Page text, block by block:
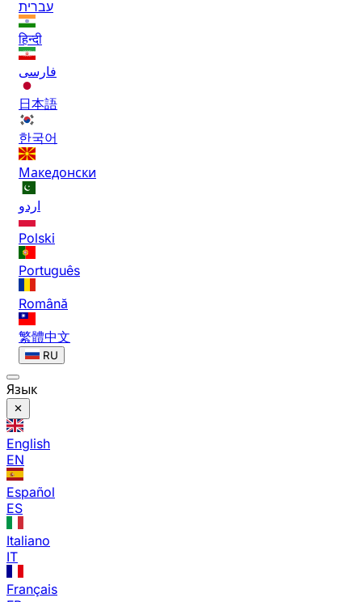
עברית
हिन्दी
فارسی
日本語
한국어
Македонски
اردو
Polski
Português
Română
繁體中文
RU
Язык
English
EN
Español
ES
Italiano
IT
Français